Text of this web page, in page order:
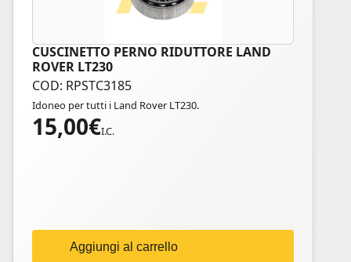
CUSCINETTO PERNO RIDUTTORE LAND
ROVER LT230
COD: RPSTC3185
Idoneo per tutti i Land Rover LT230.
15,00€I.C.
Aggiungi al carrello